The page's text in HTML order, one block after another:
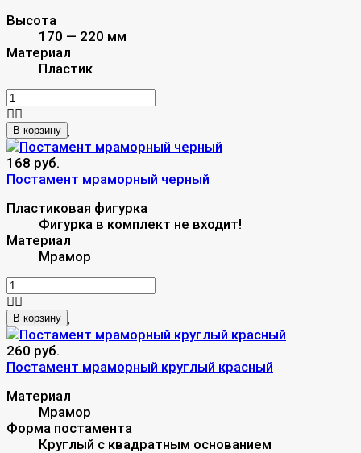
Высота
170 — 220 мм
Материал
Пластик
В корзину
168 руб.
Постамент мраморный черный
Пластиковая фигурка
Фигурка в комплект не входит!
Материал
Мрамор
В корзину
260 руб.
Постамент мраморный круглый красный
Материал
Мрамор
Форма постамента
Круглый с квадратным основанием